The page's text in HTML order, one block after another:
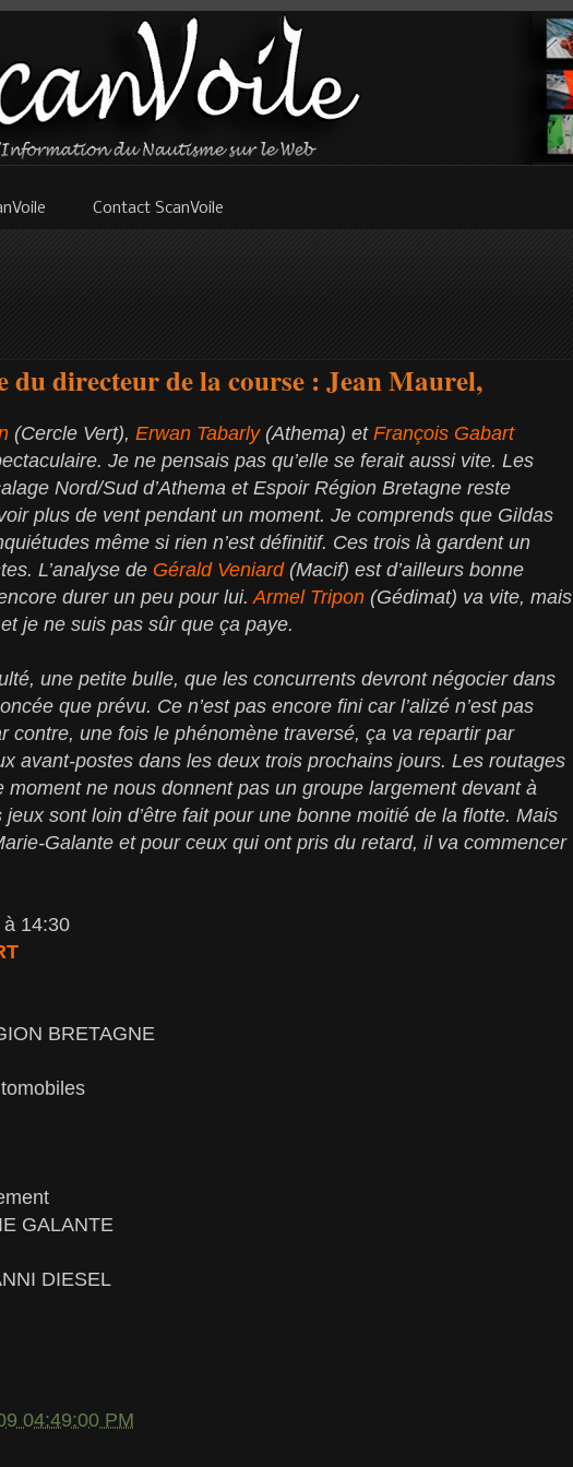
Contact ScanVoile
du directeur de la course : Jean Maurel,
(Cercle Vert), Erwan Tabarly(Athema) et François Gabart
Je ne pensais pas qu’elle se ferait aussi vite. Les
Nord/Sud d’Athema et Espoir Région Bretagne reste
plus de vent pendant un moment. Je comprends que Gildas
même si rien n’est définitif. Ces trois là gardent un
L’analyse de Gérald Veniard(Macif) est d’ailleurs bonne
durer un peu pour lui. Armel Tripon (Gédimat) va vite, mais
je ne suis pas sûr que ça paye.
une petite bulle, que les concurrents devront négocier dans
que prévu. Ce n’est pas encore fini car l’alizé n’est pas
contre, une fois le phénomène traversé, ça va repartir par
avant-postes dans les deux trois prochains jours. Les routages
ne nous donnent pas un groupe largement devant à
jeux sont loin d’être fait pour une bonne moitié de la flotte. Mais
Galante et pour ceux qui ont pris du retard, il va commencer
14:30
BRETAGNE
GALANTE
DIESEL
04:49:00 PM